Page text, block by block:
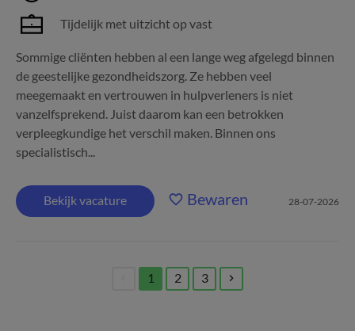
Tijdelijk met uitzicht op vast
Sommige cliënten hebben al een lange weg afgelegd binnen
de geestelijke gezondheidszorg. Ze hebben veel
meegemaakt en vertrouwen in hulpverleners is niet
vanzelfsprekend. Juist daarom kan een betrokken
verpleegkundige het verschil maken. Binnen ons
specialistisch...
Bekijk vacature Bewaren 28-07-2026
1
(current)
2 3